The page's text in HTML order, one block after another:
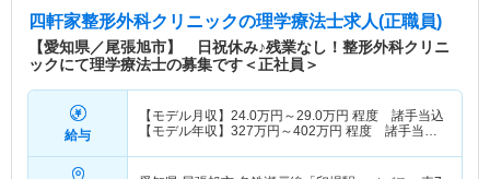
四軒家整形外科クリニックの理学療法士求人(正職員)
【愛知県／尾張旭市】 日祝休み♪残業なし！整形外科クリニ
ックにて理学療法士の募集です＜正社員＞
給与
【モデル月収】 24.0万円～29.0万円 程度 諸手当込
【モデル年収】 327万円～402万円 程度 諸手当・